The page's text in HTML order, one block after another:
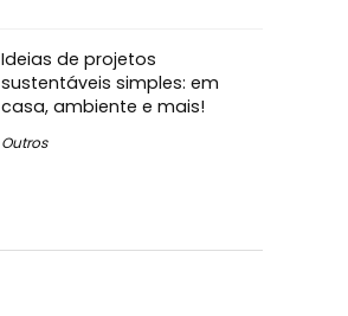
Ideias de projetos
sustentáveis simples: em
casa, ambiente e mais!
Outros